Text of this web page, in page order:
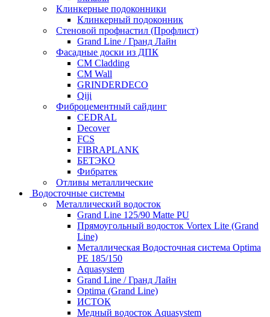
Клинкерные подоконники
Клинкерный подоконник
Стеновой профнастил (Профлист)
Grand Line / Гранд Лайн
Фасадные доски из ДПК
CM Cladding
CM Wall
GRINDERDECO
Qiji
Фиброцементный сайдинг
CEDRAL
Decover
FCS
FIBRAPLANK
БЕТЭКО
Фибратек
Отливы металлические
Водосточные системы
Металлический водосток
Grand Line 125/90 Matte PU
Прямоугольный водосток Vortex Lite (Grand
Line)
Металлическая Водосточная система Optima
PE 185/150
Aquasystem
Grand Line / Гранд Лайн
Optima (Grand Line)
ИСТОК
Медный водосток Aquasystem